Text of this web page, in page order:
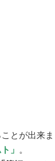
とが出来
」 。